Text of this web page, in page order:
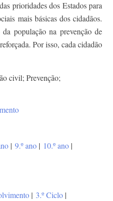
prioridades dos Estados para
mais básicas dos cidadãos.
população na prevenção de
Por isso, cada cidadão
civil; Prevenção;
| 9.º ano | 10.º ano |
| 3.º Ciclo |